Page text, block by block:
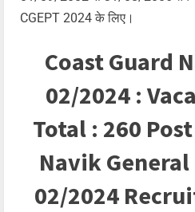
CGEPT 2024 के लिए।
Coast Guard
02/2024 :
Total : 260
Navik General
02/2024